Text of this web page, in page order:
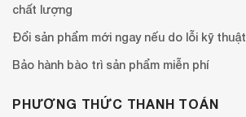
chất lượng
Đổi sản phẩm mới ngay nếu do lỗi kỹ thuật
Bảo hành bào trì sản phẩm miễn phí
PHƯƠNG THỨC THANH TOÁN